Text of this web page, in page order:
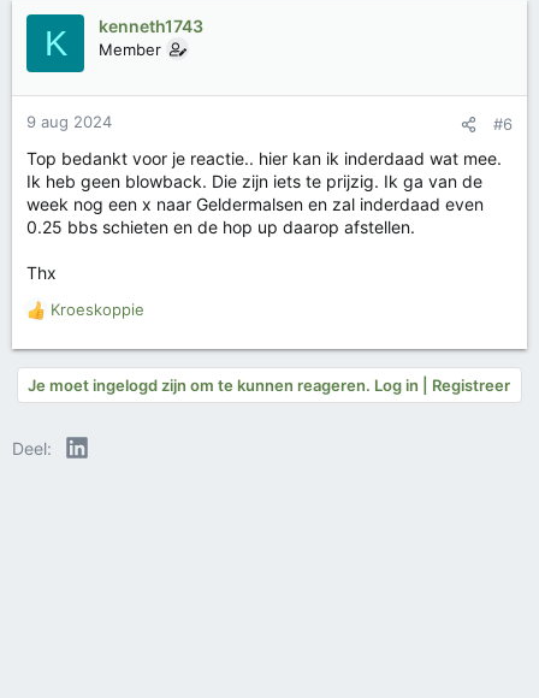
K kenneth1743
Member
9 aug 2024 #6
Top bedankt voor je reactie.. hier kan ik inderdaad wat mee.
Ik heb geen blowback. Die zijn iets te prijzig. Ik ga van de
week nog een x naar Geldermalsen en zal inderdaad even
0.25 bbs schieten en de hop up daarop afstellen.
Thx
W
r
d
r
Kroeskoppie
Je moet ingelogd zijn om te kunnen reageren. Log in | Registreer
Deel: LinkedIn